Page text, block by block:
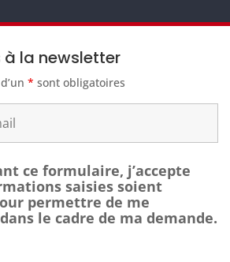
la newsletter
* sont obligatoires
ce formulaire, j’accepte
saisies soient
permettre de me
le cadre de ma demande.